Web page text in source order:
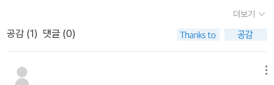
선생님까지 갑자기 바뀌는 바람에 바이올린과 함께 합창단의 연주를
기다리던 현이는실망하고 은미와의 바이올린 경쟁으로 더욱 힘들어
아 기특하다.선생님의 숙제로 연지를 도와주면서 내가 아닌 다른사람
아서 그 문을 찾는 게 쉽지 않다, 그 때문에 오해가 생긴다, 그 문은 그
사람의 진정한 마음을 알아볼 때 열리는 거다, 상대방의 마음이 열릴
수 있게 내가 먼저 마음을 열고 귀를 기울여야 한다는 것까지. 봐도 또
봐도 좋을 것 같은 책.
더보기
공감 (1) 댓글 (0)